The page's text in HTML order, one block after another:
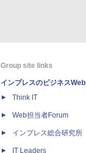
Group site links
インプレスのビジネスWeb
Think IT
Web担当者Forum
インプレス総合研究所
IT Leaders